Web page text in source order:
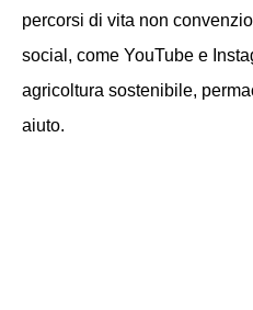
percorsi di vita non
social, come YouTube e
agricoltura sostenibile,
aiuto​.